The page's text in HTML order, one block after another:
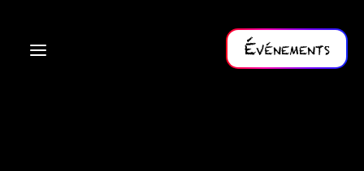
Événements